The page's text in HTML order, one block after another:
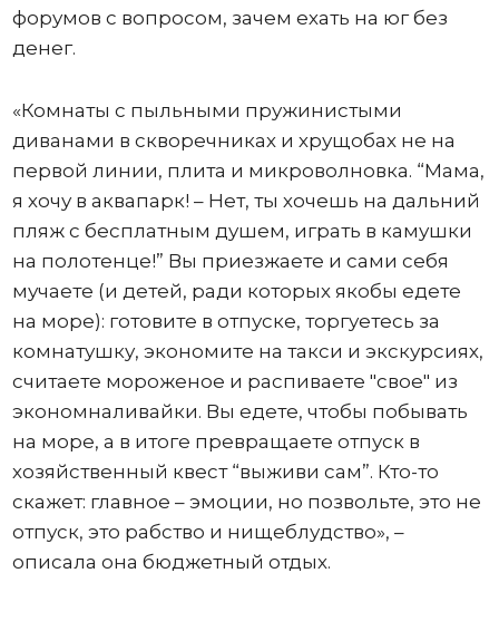
форумов с вопросом, зачем ехать на юг без
денег.
«Комнаты с пыльными пружинистыми
диванами в скворечниках и хрущобах не на
первой линии, плита и микроволновка. “Мама,
я хочу в аквапарк! – Нет, ты хочешь на дальний
пляж с бесплатным душем, играть в камушки
на полотенце!” Вы приезжаете и сами себя
мучаете (и детей, ради которых якобы едете
на море): готовите в отпуске, торгуетесь за
комнатушку, экономите на такси и экскурсиях,
считаете мороженое и распиваете "свое" из
экономналивайки. Вы едете, чтобы побывать
на море, а в итоге превращаете отпуск в
хозяйственный квест “выживи сам”. Кто-то
скажет: главное – эмоции, но позвольте, это не
отпуск, это рабство и нищеблудство», –
описала она бюджетный отдых.